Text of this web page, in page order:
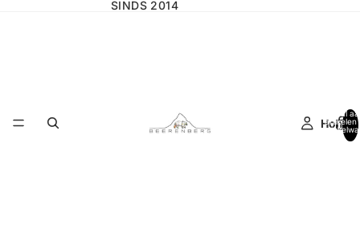
SINDS 2014
Home
Totaal
artikelen